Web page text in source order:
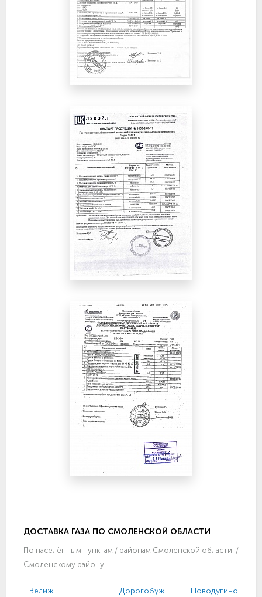
ДОСТАВКА ГАЗА ПО СМОЛЕНСКОЙ ОБЛАСТИ
По населённым пунктам / районам Смоленской области /
Смоленскому району
Велиж
Дорогобуж
Новодугино